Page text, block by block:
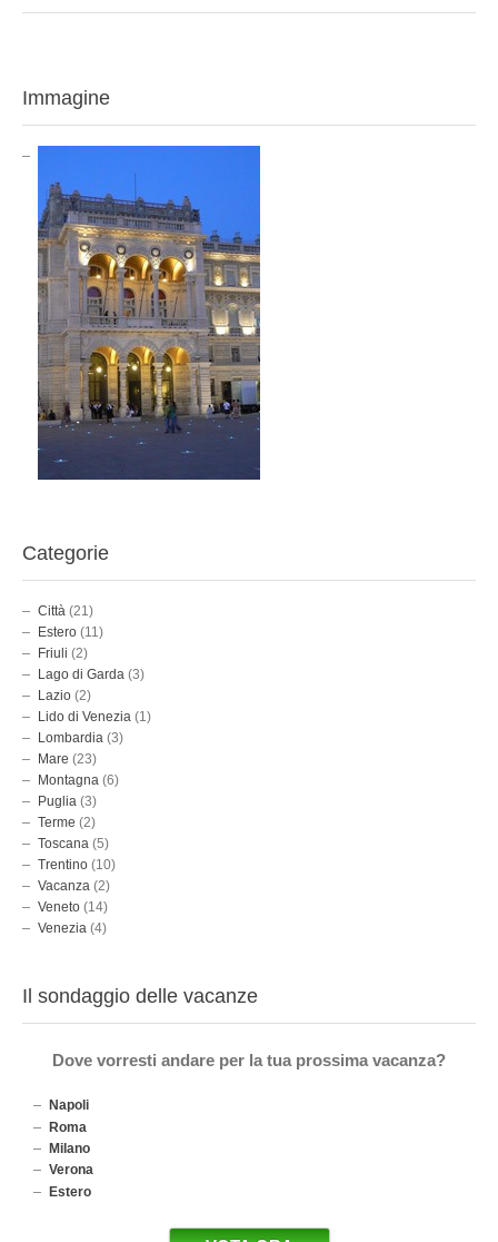
Immagine
Categorie
Città (21)
Estero (11)
Friuli (2)
Lago di Garda (3)
Lazio (2)
Lido di Venezia (1)
Lombardia (3)
Mare (23)
Montagna (6)
Puglia (3)
Terme (2)
Toscana (5)
Trentino (10)
Vacanza (2)
Veneto (14)
Venezia (4)
Il sondaggio delle vacanze
Dove vorresti andare per la tua prossima vacanza?
Napoli
Roma
Milano
Verona
Estero